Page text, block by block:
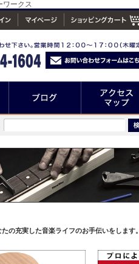
ワークス
の充実した音楽ライフのお手伝いをします。